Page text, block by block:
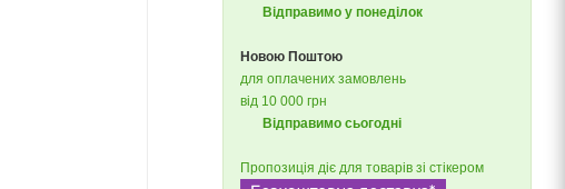
Відправимо у понеділок
Новою Поштою
для оплачених замовлень
від 10 000 грн
Відправимо сьогодні
Пропозиція діє для товарів зі стікером